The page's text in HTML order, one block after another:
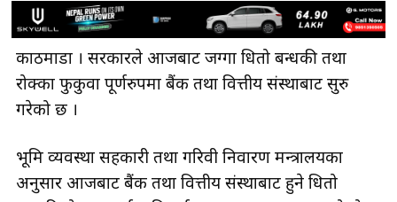
काठमाडौँ । सरकारले आजबाट जग्गा धितो बन्धकी तथा
रोक्का फुकुवा पूर्णरुपमा बैंक तथा वित्तीय संस्थाबाट सुरु
गरेको छ ।
भूमि व्यवस्था सहकारी तथा गरिवी निवारण मन्त्रालयका
अनुसार आजबाट बैंक तथा वित्तीय संस्थाबाट हुने धितो